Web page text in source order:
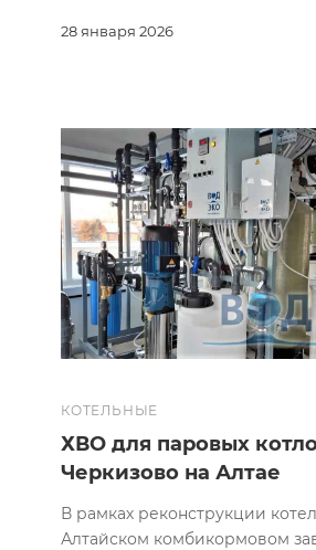
28 января 2026
КОТЕЛЬНЫЕ
ХВО для паровых
Черкизово на Алтае
В рамках реконструкции
Алтайском комбикормовом